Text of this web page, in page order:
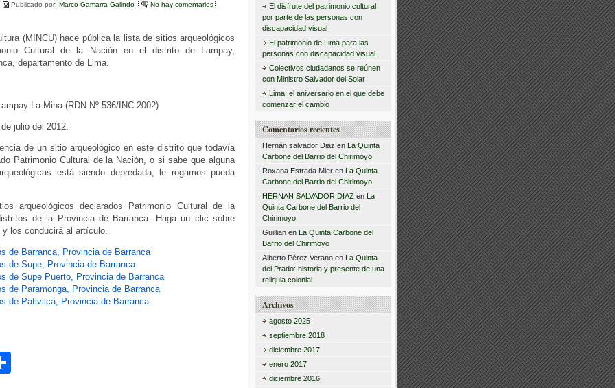
Publicado por: Marco Gamarra Galindo
No hay comentarios
(MINCU) hace pública la lista de sitios arqueológicos
Cultural de la Nación en el distrito de Lampay,
departamento de Lima.
La Mina (RDN Nº 536/INC-2002)
julio del 2012.
de un sitio arqueológico en este distrito que todavía
Patrimonio Cultural de la Nación, o si sabe que alguna
está siendo depredada, le rogamos pueda
arqueológicos declarados Patrimonio Cultural de la
de la Provincia de Barranca. Haga un clic sobre
y los conducirá al artículo.
de Barranca, Provincia de Barranca
de Supe, Provincia de Barranca
de Supe Puerto, Provincia de Barranca
de Paramonga, Provincia de Barranca
de Pativilca, Provincia de Barranca
r
:
El disfrute del patrimonio cultural
por parte de las personas con
discapacidad visual
El patrimonio de Lima para las
personas con discapacidad visual
Colectivos ciudadanos se reúnen
con Ministro Salvador del Solar
Lima: el aniversario en el que debe
comenzar el cambio
Comentarios recientes
Hernán salvador Diaz en La Quinta
Carbone del Barrio del Chirimoyo
Roxana Estrada Mier en La Quinta
Carbone del Barrio del Chirimoyo
HERNAN SALVADOR DIAZ en La
Quinta Carbone del Barrio del
Chirimoyo
Guillian en La Quinta Carbone del
Barrio del Chirimoyo
Alberto Pèrez Verano en La Quinta
del Prado: historia y presente de una
reliquia colonial
Archivos
agosto 2025
septiembre 2018
diciembre 2017
enero 2017
diciembre 2016